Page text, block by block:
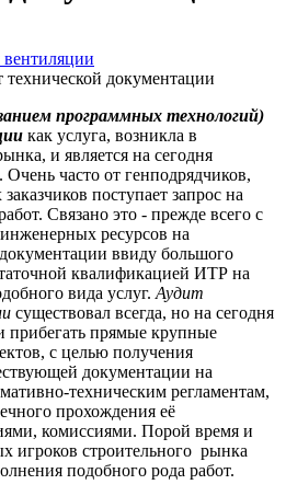
технической документации
программных технологий)
как услуга, возникла в
и является на сегодня
часто от генподрядчиков,
поступает запрос на
Связано это - прежде всего с
ресурсов на
ввиду большого
квалификацией ИТР на
вида услуг. Аудит
существовал всегда, но на сегодня
прибегать прямые крупные
с целью получения
документации на
техническим регламентам,
прохождения её
комиссиями. Порой время и
игроков строительного рынка
подобного рода работ.